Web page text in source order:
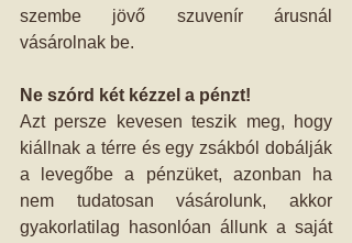
szembe jövő szuvenír árusnál
vásárolnak be.
Ne szórd két kézzel a pénzt!
Azt persze kevesen teszik meg, hogy
kiállnak a térre és egy zsákból dobálják
a levegőbe a pénzüket, azonban ha
nem tudatosan vásárolunk, akkor
gyakorlatilag hasonlóan állunk a saját